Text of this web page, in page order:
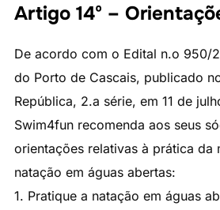
Artigo 14º –
De acordo com o Edital n.o 950/
do Porto de Cascais, publicado
República, 2.a série, em 11 de
Swim4fun recomenda aos seus
orientações relativas à prática da
natação em águas abertas:
1. Pratique a natação em águas